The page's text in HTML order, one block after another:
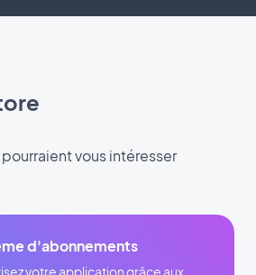
vous intéresser
d'abonnements
votre application grâce aux